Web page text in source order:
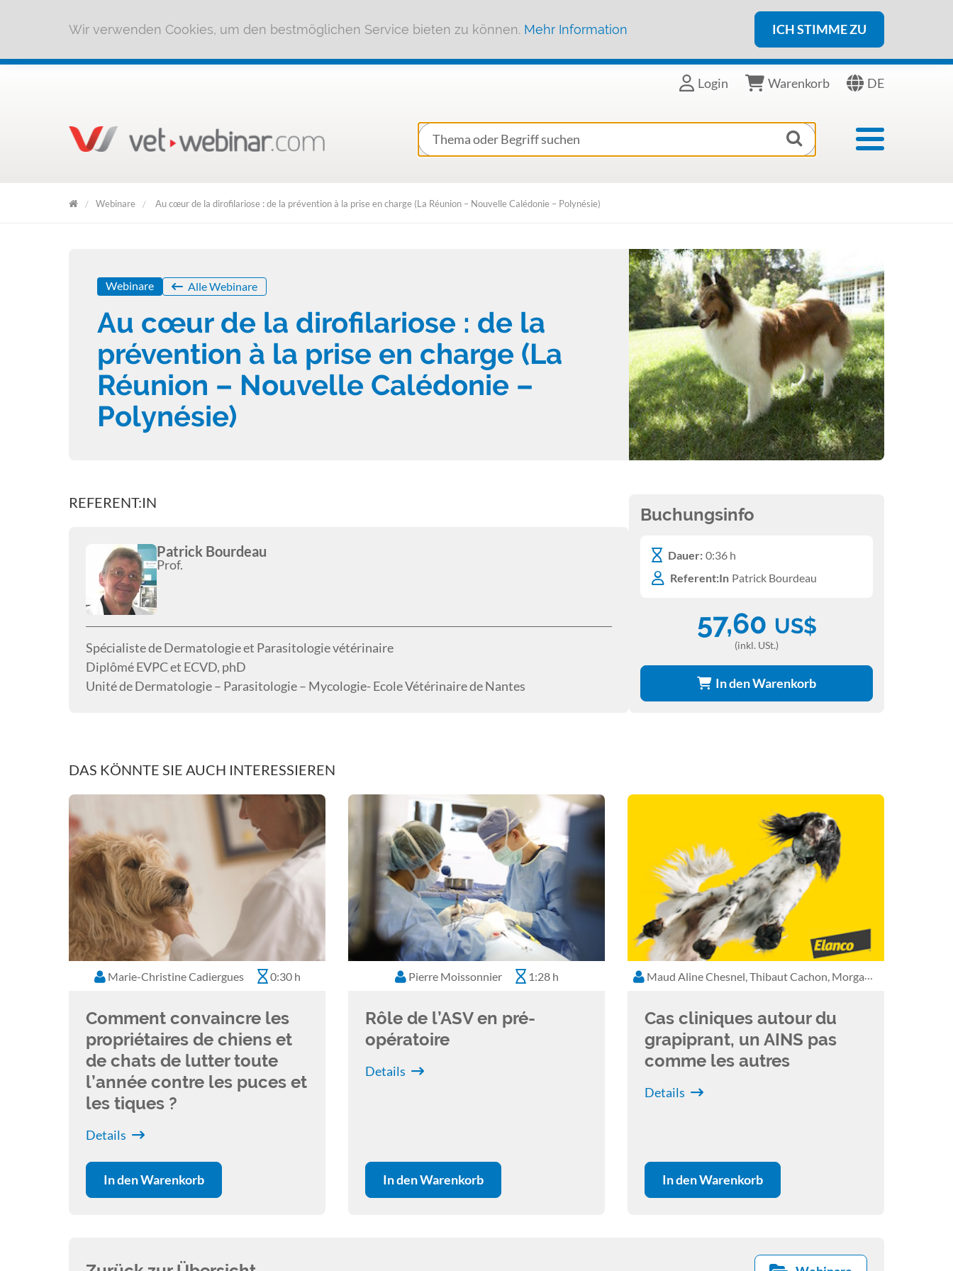
Wir verwenden Cookies, um den bestmöglichen Service bieten zu können. Mehr Information ICH STIMME ZU
Login Warenkorb DE
Toggle
Webinare Au cœur de la dirofilariose : de la prévention à la prise en charge (La Réunion – Nouvelle Calédonie – Polynésie)
Webinare Alle Webinare
Au cœur de la dirofilariose : de la
prévention à la prise en charge (La
Réunion – Nouvelle Calédonie –
Polynésie)
REFERENT:IN
Patrick Bourdeau
Prof.
Spécialiste de Dermatologie et Parasitologie vétérinaire
Diplômé EVPC et ECVD, phD
Unité de Dermatologie – Parasitologie – Mycologie- Ecole Vétérinaire de Nantes
Buchungsinfo
Dauer: 0:36 h
Referent:In Patrick Bourdeau
57,60 US$
(inkl. USt.)
In den Warenkorb
DAS KÖNNTE SIE AUCH INTERESSIEREN
Marie-Christine Cadiergues 0:30 h
Comment convaincre les
propriétaires de chiens et
de chats de lutter toute
l’année contre les puces et
les tiques ?
Details
In den Warenkorb
Pierre Moissonnier 1:28 h
Rôle de l’ASV en pré-
opératoire
Details
In den Warenkorb
Maud Aline Chesnel, Thibaut Cachon, Morgane Debuigne
Cas cliniques autour du
grapiprant, un AINS pas
comme les autres
Details
In den Warenkorb